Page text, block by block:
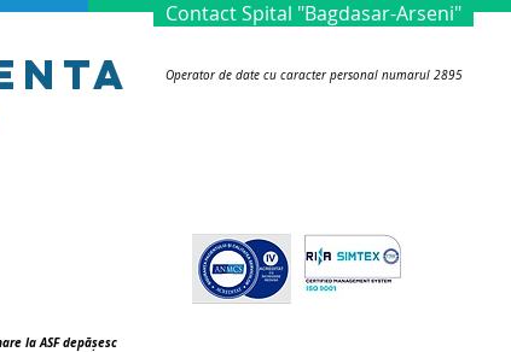
Contact Spital "Bagdasar-Arseni"
Operator de date cu caracter personal numarul 2895
la ASF depășesc